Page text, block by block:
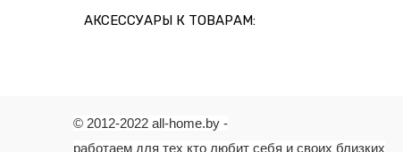
АКСЕССУАРЫ К ТОВАРАМ:
© 2012-2022 all-home.by -
работаем для тех кто любит себя и своих близких